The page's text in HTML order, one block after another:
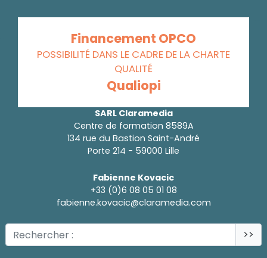
Financement OPCO
POSSIBILITÉ DANS LE CADRE DE LA CHARTE
QUALITÉ
Qualiopi
SARL Claramedia
Centre de formation 8589A
134 rue du Bastion Saint-André
Porte 214 - 59000 Lille
Fabienne Kovacic
+33 (0)6 08 05 01 08
fabienne.kovacic@claramedia.com
>>